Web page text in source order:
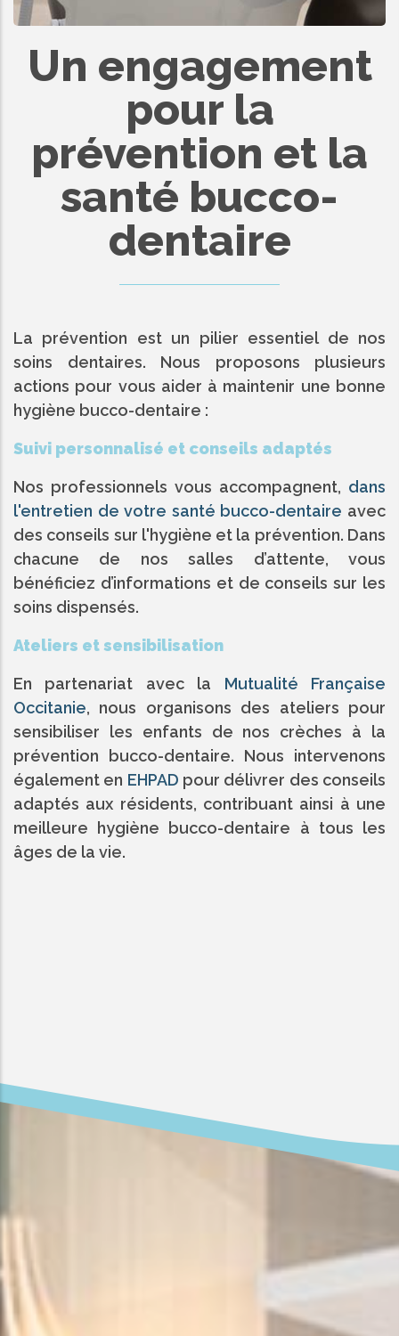
Un engagement
pour la
prévention et la
santé bucco-
dentaire
La prévention est un pilier essentiel de nos
soins dentaires. Nous proposons plusieurs
actions pour vous aider à maintenir une bonne
hygiène bucco-dentaire :
Suivi personnalisé et conseils adaptés
Nos professionnels vous accompagnent, dans
l'entretien de votre santé bucco-dentaire avec
des conseils sur l'hygiène et la prévention. Dans
chacune de nos salles d’attente, vous
bénéficiez d’informations et de conseils sur les
soins dispensés.
Ateliers et sensibilisation
En partenariat avec la Mutualité Française
Occitanie, nous organisons des ateliers pour
sensibiliser les enfants de nos crèches à la
prévention bucco-dentaire. Nous intervenons
également en EHPAD pour délivrer des conseils
adaptés aux résidents, contribuant ainsi à une
meilleure hygiène bucco-dentaire à tous les
âges de la vie.